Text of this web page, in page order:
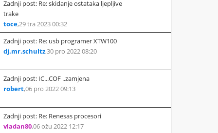
Zadnji post: Re: skidanje ostataka ljepljive
trake
toce,29 tra 2023 00:32
Zadnji post: Re: usb programer XTW100
dj.mr.schultz,30 pro 2022 08:20
Zadnji post: IC...COF ..zamjena
robert,06 pro 2022 09:13
Zadnji post: Re: Renesas procesori
vladan80,06 ožu 2022 12:17